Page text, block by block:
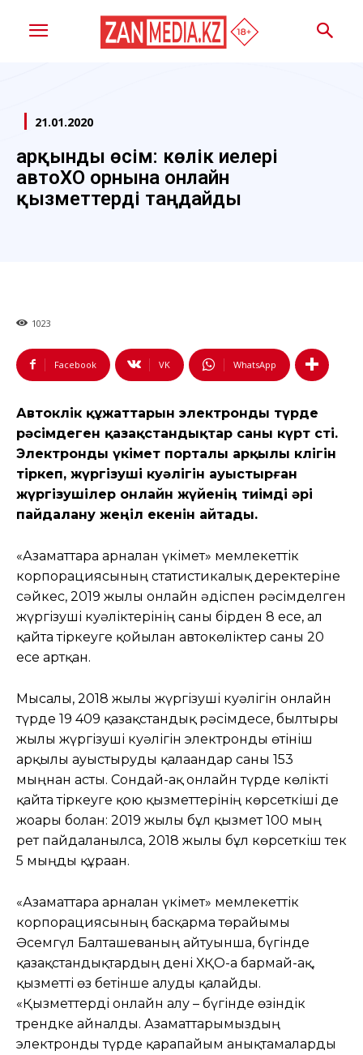
21.01.2020
Қарқынды өсім: көлік иелері
автоХҚО орнына онлайн
қызметтерді таңдайды
1023
Facebook VK WhatsApp
Автокөлік құжаттарын электронды түрде
рәсімдеген қазақстандықтар саны күрт өсті.
Электронды үкімет порталы арқылы көлігін
тіркеп, жүргізуші куәлігін ауыстырған
жүргізушілер онлайн жүйенің тиімді әрі
пайдалану жеңіл екенін айтады.
«Азаматтарға арналған үкімет» мемлекеттік
корпорациясының статистикалық деректеріне
сәйкес, 2019 жылы онлайн әдіспен рәсімделген
жүргізуші куәліктерінің саны бірден 8 есе, ал
қайта тіркеуге қойылған автокөліктер саны 20
есе артқан.
Мысалы, 2018 жылы жүргізуші куәлігін онлайн
түрде 19 409 қазақстандық рәсімдесе, былтырғы
жылы жүргізуші куәлігін электронды өтініш
арқылы ауыстыруды қалағандар саны 153
мыңнан асты. Сондай-ақ онлайн түрде көлікті
қайта тіркеуге қою қызметтерінің көрсеткіші де
жоғары болған: 2019 жылы бұл қызмет 100 мың
рет пайдаланылса, 2018 жылы бұл көрсеткіш тек
5 мыңды құраған.
«Азаматтарға арналған үкімет» мемлекеттік
корпорациясының басқарма төрайымы
Әсемгүл Балташеваның айтуынша, бүгінде
қазақстандықтардың дені ХҚО-ға бармай-ақ,
қызметті өз бетінше алуды қалайды.
«Қызметтерді онлайн алу – бүгінде өзіндік
трендке айналды. Азаматтарымыздың
электронды түрде қарапайым анықтамаларды